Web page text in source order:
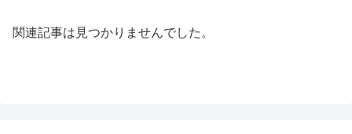
関連記事は見つかりませんでした。